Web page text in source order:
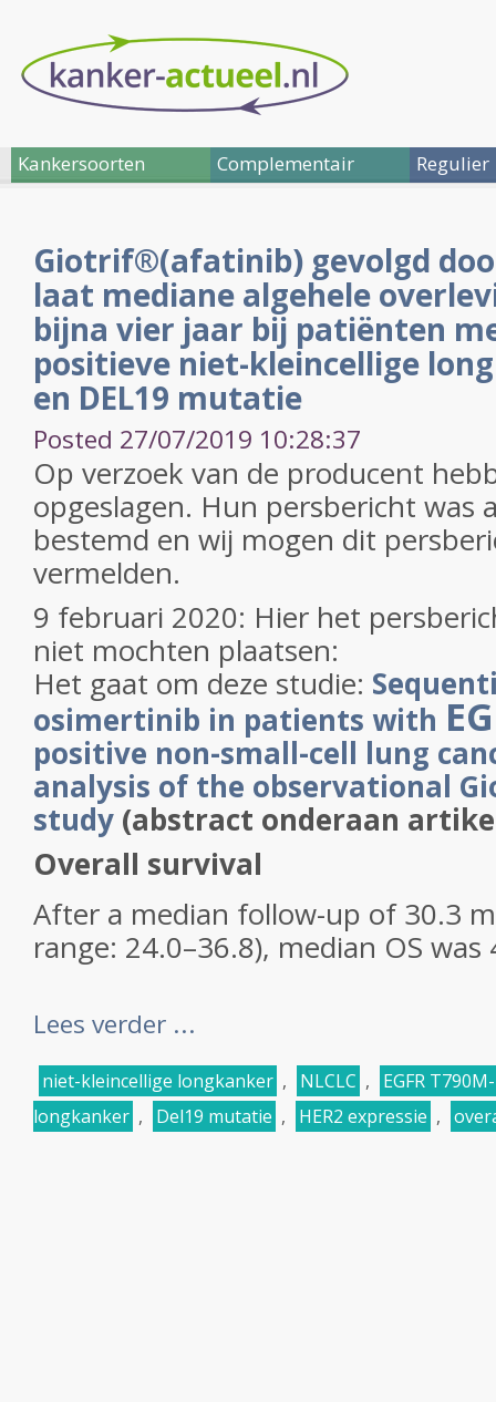
Kankersoorten Complementair Regulier
Giotrif®(afatinib) gevolgd
laat mediane algehele
bijna vier jaar bij patiënten
positieve niet-kleincellige
en DEL19 mutatie
Posted 27/07/2019 10:28:37
Op verzoek van de producent
opgeslagen. Hun persbericht was
bestemd en wij mogen dit
vermelden.
9 februari 2020: Hier het
niet mochten plaatsen:
Het gaat om deze studie:
osimertinib in patients with
positive non-small-cell lung
analysis of the observational
study (abstract onderaan
Overall survival
After a median follow-up of 30.3
range: 24.0–36.8), median OS
Lees verder ...
niet-kleincellige longkanker , NLCLC ,
EGFR
longkanker , Del19 mutatie , HER2 expressie ,